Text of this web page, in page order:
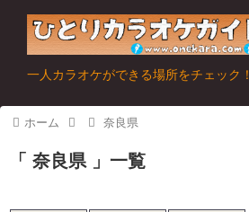
一人カラオケができる場所をチェック！
ホーム 奈良県
奈良県 一覧